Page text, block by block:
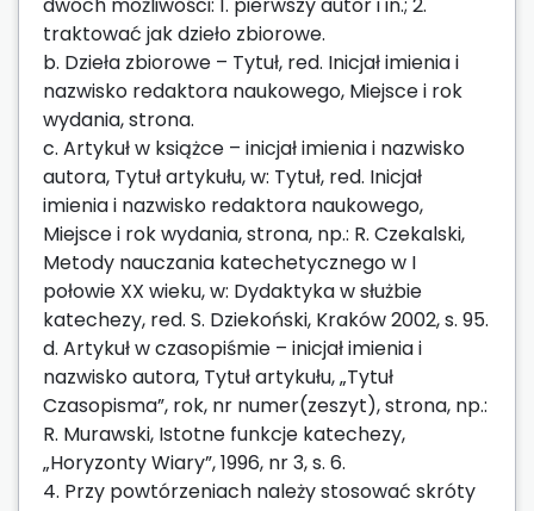
traktować jak dzieło zbiorowe.
b. Dzieła zbiorowe – Tytuł, red. Inicjał imienia i
nazwisko redaktora naukowego, Miejsce i rok
wydania, strona.
c. Artykuł w książce – inicjał imienia i nazwisko
autora, Tytuł artykułu, w: Tytuł, red. Inicjał
imienia i nazwisko redaktora naukowego,
Miejsce i rok wydania, strona, np.: R. Czekalski,
Metody nauczania katechetycznego w I
połowie XX wieku, w: Dydaktyka w służbie
katechezy, red. S. Dziekoński, Kraków 2002, s. 95.
d. Artykuł w czasopiśmie – inicjał imienia i
nazwisko autora, Tytuł artykułu, „Tytuł
Czasopisma”, rok, nr numer(zeszyt), strona, np.:
R. Murawski, Istotne funkcje katechezy,
„Horyzonty Wiary”, 1996, nr 3, s. 6.
4. Przy powtórzeniach należy stosować skróty